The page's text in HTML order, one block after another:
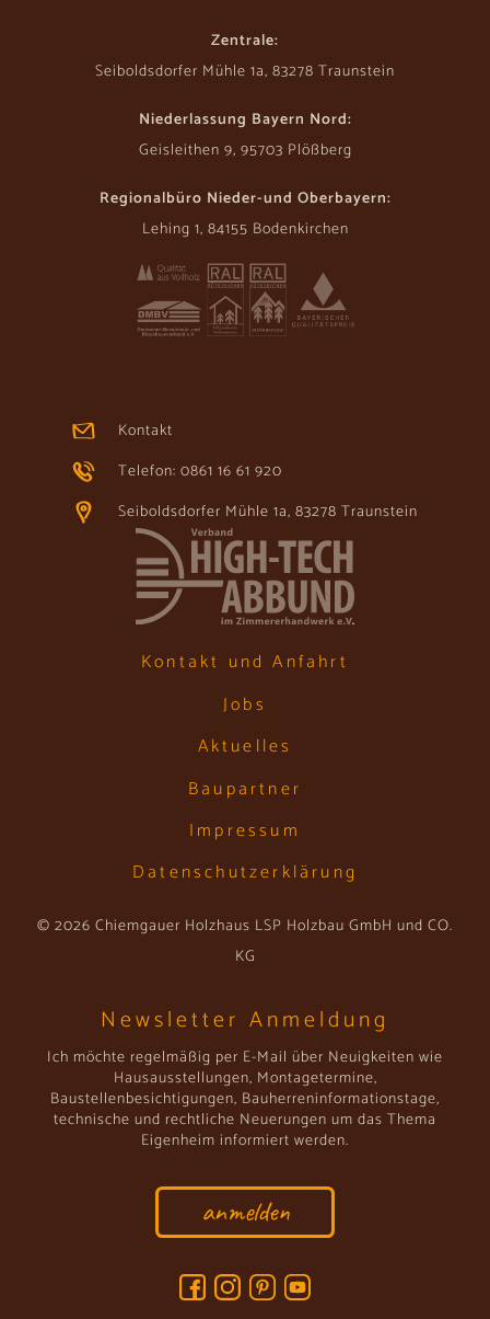
Zentrale:
Seiboldsdorfer Mühle 1a, 83278 Traunstein
Niederlassung Bayern Nord:
Geisleithen 9, 95703 Plößberg
Regionalbüro Nieder-und Oberbayern:
Lehing 1, 84155 Bodenkirchen
Kontakt
Telefon: 0861 16 61 920
Seiboldsdorfer Mühle 1a, 83278 Traunstein
Kontakt und Anfahrt
Jobs
Aktuelles
Baupartner
Impressum
Datenschutzerklärung
© 2026 Chiemgauer Holzhaus LSP Holzbau GmbH und CO.
KG
Newsletter Anmeldung
Ich möchte regelmäßig per E-Mail über Neuigkeiten wie
Hausausstellungen, Montagetermine,
Baustellenbesichtigungen, Bauherreninformationstage,
technische und rechtliche Neuerungen um das Thema
Eigenheim informiert werden.
anmelden